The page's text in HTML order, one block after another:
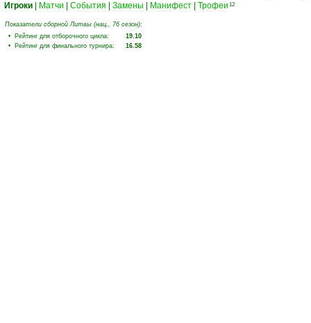
Игроки Матчи События Замены Манифест Трофеи 12
Показатели сборной Литвы (нац., 76 сезон):
• Рейтинг для отборочного цикла:
19.10
• Рейтинг для финального турнира:
16.58